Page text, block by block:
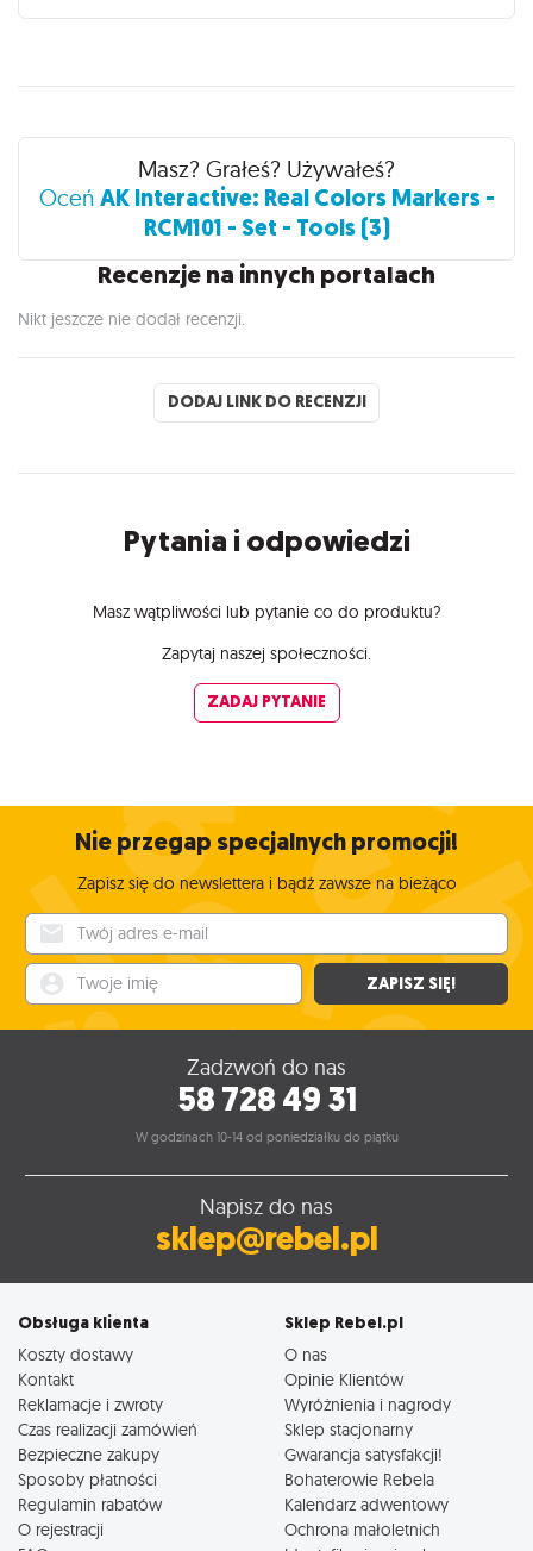
Recenzje
Masz? Grałeś? Używałeś?
Oceń AK Interactive: Real Colors Markers -
RCM101 - Set - Tools (3)
Recenzje na innych portalach
Nikt jeszcze nie dodał recenzji.
DODAJ LINK DO RECENZJI
Pytania i odpowiedzi
Masz wątpliwości lub pytanie co do produktu?
Zapytaj naszej społeczności.
ZADAJ PYTANIE
Nie przegap specjalnych promocji!
Zapisz się do newslettera i bądź zawsze na bieżąco
ZAPISZ SIĘ!
Zadzwoń do nas
58 728 49 31
W godzinach 10-14 od poniedziałku do piątku
Napisz do nas
sklep@rebel.pl
Obsługa klienta
Koszty dostawy
Kontakt
Reklamacje i zwroty
Czas realizacji zamówień
Bezpieczne zakupy
Sposoby płatności
Regulamin rabatów
O rejestracji
Sklep Rebel.pl
O nas
Opinie Klientów
Wyróżnienia i nagrody
Sklep stacjonarny
Gwarancja satysfakcji!
Bohaterowie Rebela
Kalendarz adwentowy
Ochrona małoletnich